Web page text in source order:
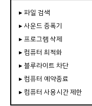
▸ 파일 검색
▸ 사운드 증폭기
▸ 프로그램 삭제
▸ 컴퓨터 최적화
▸ 블루라이트 차단
▸ 컴퓨터 예약종료
▸ 컴퓨터 사용시간 제한